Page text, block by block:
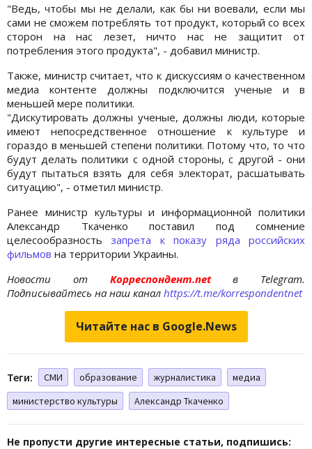
"Ведь, чтобы мы не делали, как бы ни воевали, если мы
сами не сможем потреблять тот продукт, который со всех
сторон на нас лезет, ничто нас не защитит от
потребления этого продукта", - добавил министр.
Также, министр считает, что к дискуссиям о качественном
медиа контенте должны подключится ученые и в
меньшей мере политики.
"Дискутировать должны ученые, должны люди, которые
имеют непосредственное отношение к культуре и
гораздо в меньшей степени политики. Потому что, то что
будут делать политики с одной стороны, с другой - они
будут пытаться взять для себя электорат, расшатывать
ситуацию", - отметил министр.
Ранее министр культуры и информационной политики
Александр Ткаченко поставил под сомнение
целесообразностьзапрета к показу ряда российских
фильмов на территории Украины.
Новости отКорреспондент.netв Telegram.
Подписывайтесь на наш канал https://t.me/korrespondentnet
Читайте нас в Google.News
Теги: СМИ образование журналистика
медиа
министерство культуры
Александр Ткаченко
Не пропусти другие интересные статьи, подпишись: